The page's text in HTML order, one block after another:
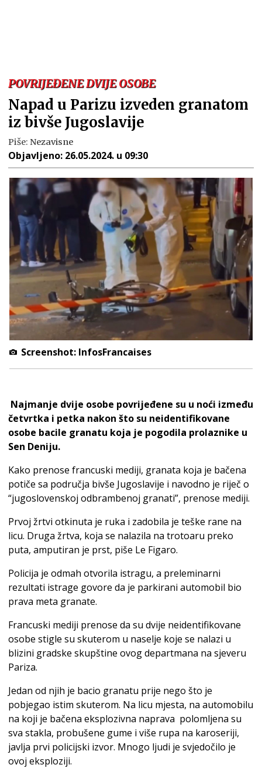
POVRIJEĐENE DVIJE OSOBE
Napad u Parizu izveden granatom
iz bivše Jugoslavije
Piše: Nezavisne
Objavljeno: 26.05.2024. u 09:30
Screenshot: InfosFrancaises
Najmanje dvije osobe povrijeđene su u noći između
četvrtka i petka nakon što su neidentifikovane
osobe bacile granatu koja je pogodila prolaznike u
Sen Deniju.
Kako prenose francuski mediji, granata koja je bačena
potiče sa područja bivše Jugoslavije i navodno je riječ o
“jugoslovenskoj odbrambenoj granati”, prenose mediji.
Prvoj žrtvi otkinuta je ruka i zadobila je teške rane na
licu. Druga žrtva, koja se nalazila na trotoaru preko
puta, amputiran je prst, piše Le Figaro.
Policija je odmah otvorila istragu, a preleminarni
rezultati istrage govore da je parkirani automobil bio
prava meta granate.
Francuski mediji prenose da su dvije neidentifikovane
osobe stigle su skuterom u naselje koje se nalazi u
blizini gradske skupštine ovog departmana na sjeveru
Pariza.
Jedan od njih je bacio granatu prije nego što je
pobjegao istim skuterom. Na licu mjesta, na automobilu
na koji je bačena eksplozivna naprava polomljena su
sva stakla, probušene gume i više rupa na karoseriji,
javlja prvi policijski izvor. Mnogo ljudi je svjedočilo je
ovoj eksploziji.